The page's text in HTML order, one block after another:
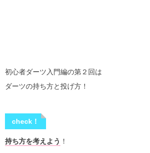
初心者ダーツ入門編の第２回は
ダーツの持ち方と投げ方！
check！
持ち方を考えよう ！